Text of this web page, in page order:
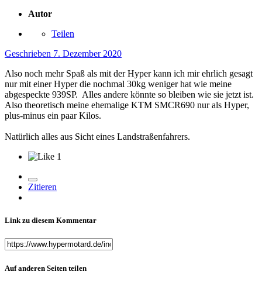
Autor
Teilen
Geschrieben 7. Dezember 2020
Also noch mehr Spaß als mit der Hyper kann ich mir ehrlich gesagt
nur mit einer Hyper die nochmal 30kg weniger hat wie meine
abgespeckte 939SP. Alles andere könnte so bleiben wie sie jetzt ist.
Also theoretisch meine ehemalige KTM SMCR690 nur als Hyper,
plus-minus ein paar Kilos.
Natürlich alles aus Sicht eines Landstraßenfahrers.
1
Zitieren
Link zu diesem Kommentar
Auf anderen Seiten teilen